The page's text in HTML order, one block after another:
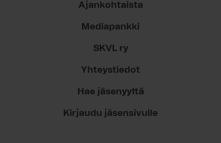
Ajankohtaista
Mediapankki
SKVL ry
Yhteystiedot
Hae jäsenyyttä
Kirjaudu jäsensivulle